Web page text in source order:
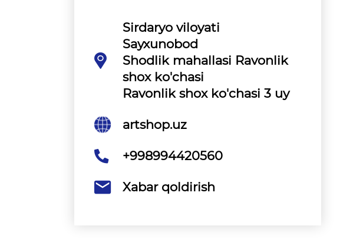
Sirdaryo viloyati
Sayxunobod
Shodlik mahallasi Ravonlik
shox ko'chasi
Ravonlik shox ko'chasi 3 uy
artshop.uz
+998994420560
Xabar qoldirish